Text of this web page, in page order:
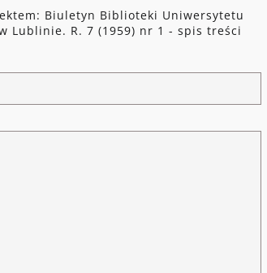
Biuletyn Biblioteki Uniwersytetu
Lublinie. R. 7 (1959) nr 1 - spis treści